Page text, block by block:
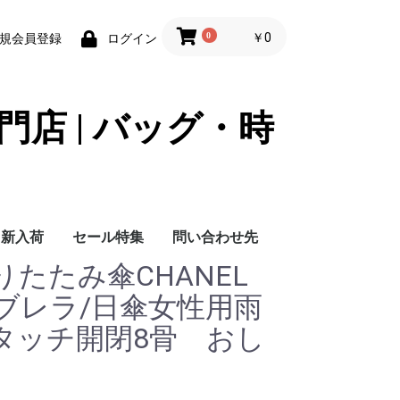
会員登録 ログイン 0 ￥0
店 | バッグ・時
新入荷 セール特集 問い合わせ先
問い合わせ先
たたみ傘CHANEL
レラ/日傘女性用雨
ッチ開閉8骨 おし